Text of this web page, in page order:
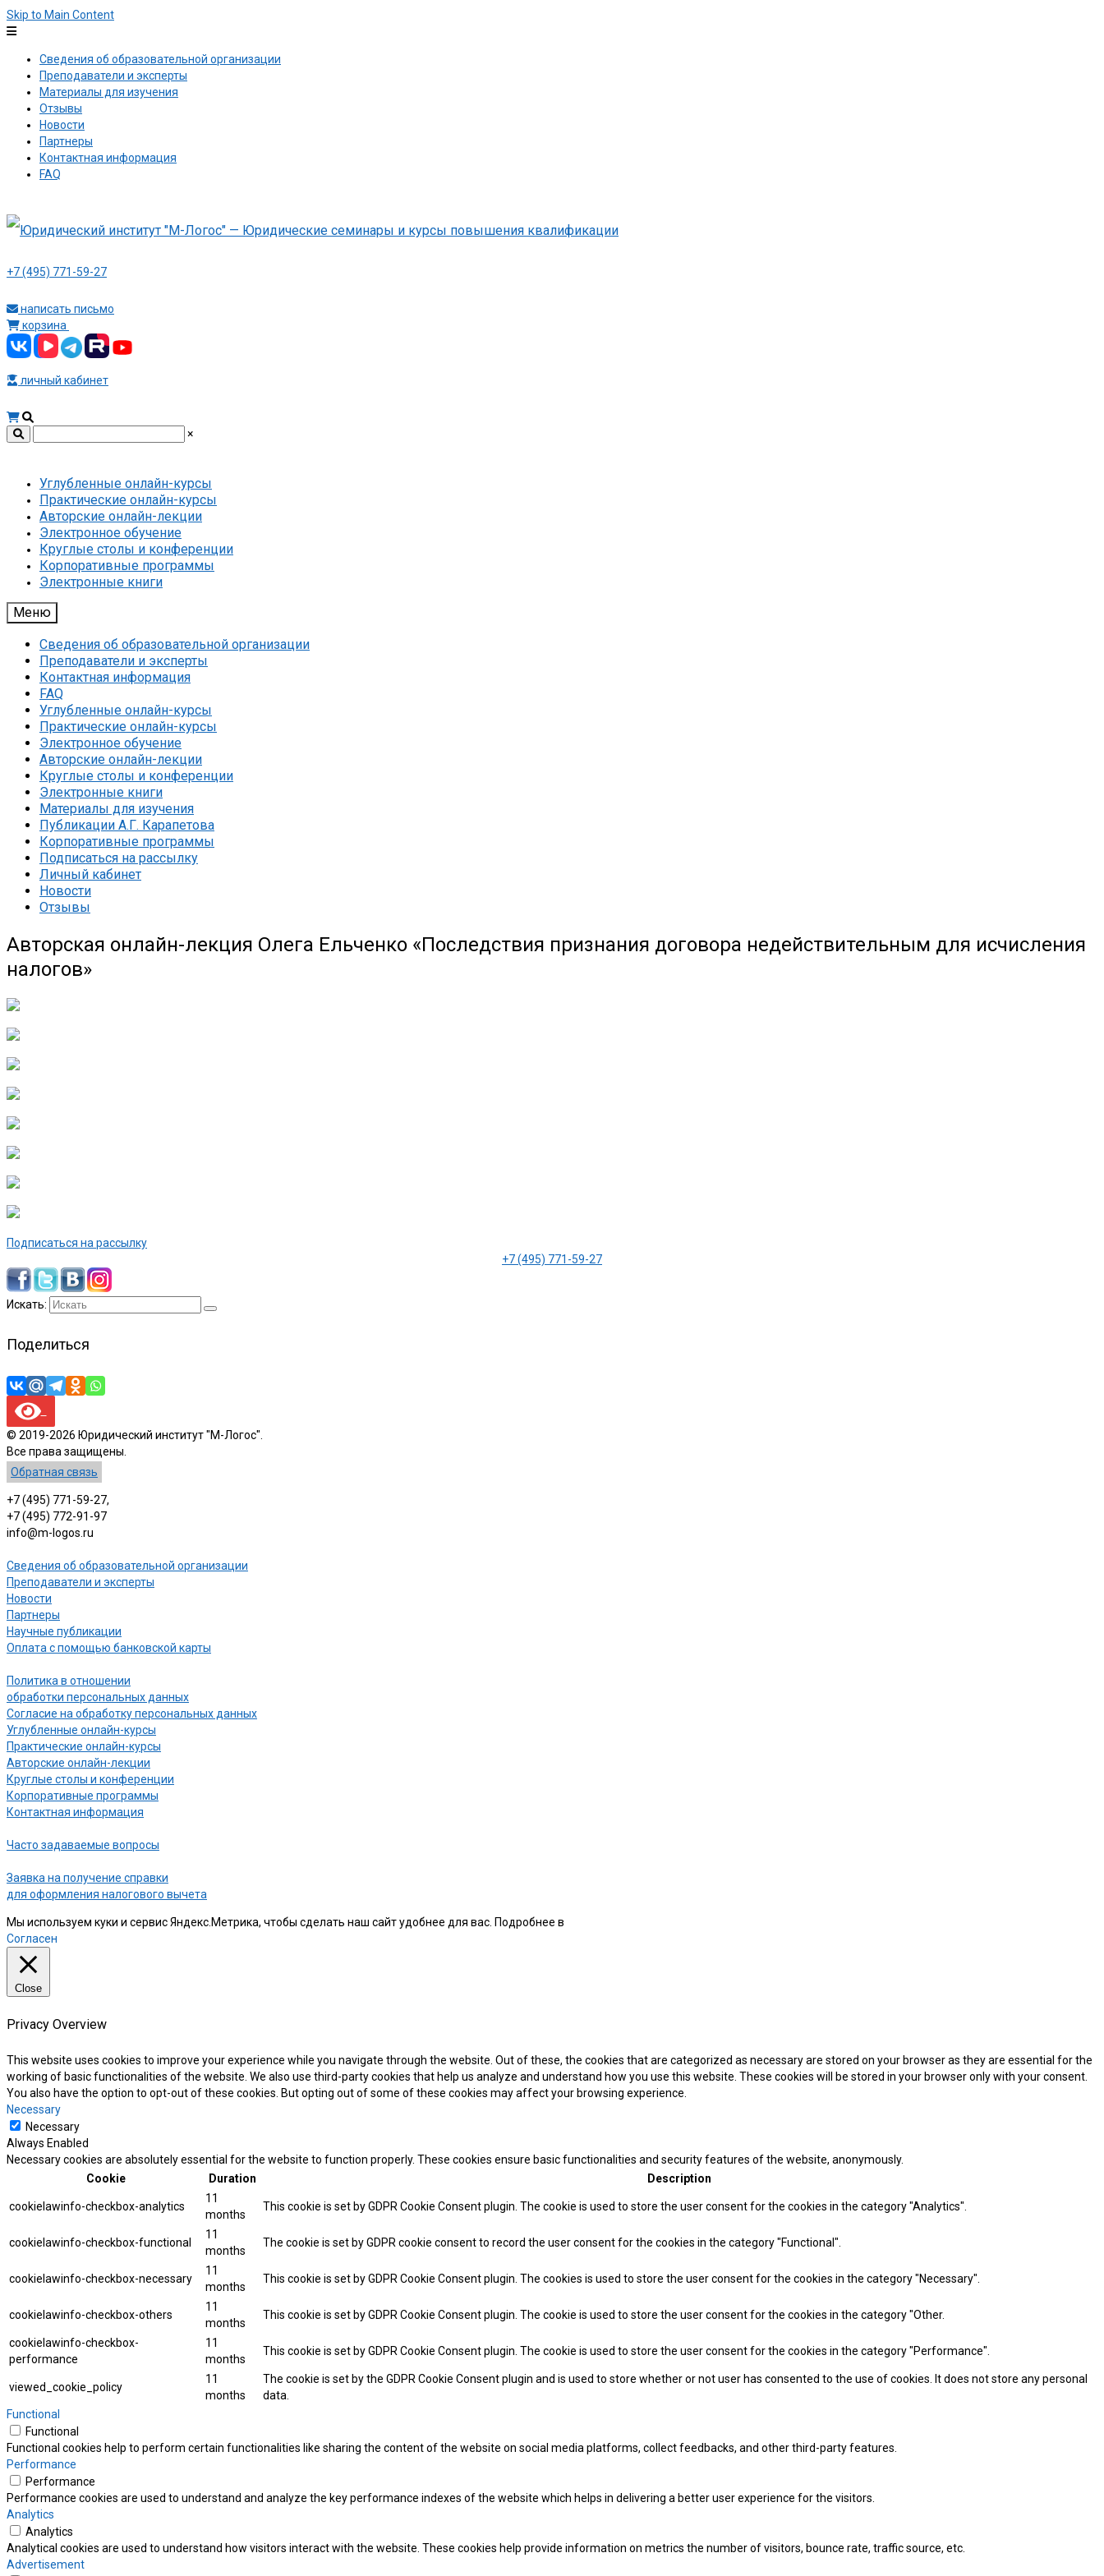
Skip to Main Content
Сведения об образовательной организации
Преподаватели и эксперты
Материалы для изучения
Отзывы
Новости
Партнеры
Контактная информация
FAQ
+7 (495) 771-59-27
написать письмо
корзина
личный кабинет
×
Углубленные онлайн-курсы
Практические онлайн-курсы
Авторские онлайн-лекции
Электронное обучение
Круглые столы и конференции
Корпоративные программы
Электронные книги
Меню
Сведения об образовательной организации
Преподаватели и эксперты
Контактная информация
FAQ
Углубленные онлайн-курсы
Практические онлайн-курсы
Электронное обучение
Авторские онлайн-лекции
Круглые столы и конференции
Электронные книги
Материалы для изучения
Публикации А.Г. Карапетова
Корпоративные программы
Подписаться на рассылку
Личный кабинет
Новости
Отзывы
Авторская онлайн-лекция Олега Ельченко «Последствия признания договора недействительным для исчисления
налогов»
Подписаться на рассылку
+7 (495) 771-59-27
Искать:
Поделиться
© 2019-2026 Юридический институт "М-Логос".
Все права защищены.
Обратная связь
+7 (495) 771-59-27,
+7 (495) 772-91-97
info@m-logos.ru
Сведения об образовательной организации
Преподаватели и эксперты
Новости
Партнеры
Научные публикации
Оплата с помощью банковской карты
Политика в отношении
обработки персональных данных
Согласие на обработку персональных данных
Углубленные онлайн-курсы
Практические онлайн-курсы
Авторские онлайн-лекции
Круглые столы и конференции
Корпоративные программы
Контактная информация
Часто задаваемые вопросы
Заявка на получение справки
для оформления налогового вычета
Мы используем куки и сервис Яндекс.Метрика, чтобы сделать наш сайт удобнее для вас. Подробнее в
Согласен
Close
Privacy Overview
This website uses cookies to improve your experience while you navigate through the website. Out of these, the cookies that are categorized as necessary are stored on your browser as they are essential for the
working of basic functionalities of the website. We also use third-party cookies that help us analyze and understand how you use this website. These cookies will be stored in your browser only with your consent.
You also have the option to opt-out of these cookies. But opting out of some of these cookies may affect your browsing experience.
Necessary
Necessary
Always Enabled
Necessary cookies are absolutely essential for the website to function properly. These cookies ensure basic functionalities and security features of the website, anonymously.
Cookie
Duration Description
cookielawinfo-checkbox-analytics
11
months
This cookie is set by GDPR Cookie Consent plugin. The cookie is used to store the user consent for the cookies in the category "Analytics".
cookielawinfo-checkbox-functional
11
months
The cookie is set by GDPR cookie consent to record the user consent for the cookies in the category "Functional".
cookielawinfo-checkbox-necessary
11
months
This cookie is set by GDPR Cookie Consent plugin. The cookies is used to store the user consent for the cookies in the category "Necessary".
cookielawinfo-checkbox-others
11
months
This cookie is set by GDPR Cookie Consent plugin. The cookie is used to store the user consent for the cookies in the category "Other.
cookielawinfo-checkbox-
performance
11
months
This cookie is set by GDPR Cookie Consent plugin. The cookie is used to store the user consent for the cookies in the category "Performance".
viewed_cookie_policy
11
months
The cookie is set by the GDPR Cookie Consent plugin and is used to store whether or not user has consented to the use of cookies. It does not store any personal
data.
Functional
Functional
Functional cookies help to perform certain functionalities like sharing the content of the website on social media platforms, collect feedbacks, and other third-party features.
Performance
Performance
Performance cookies are used to understand and analyze the key performance indexes of the website which helps in delivering a better user experience for the visitors.
Analytics
Analytics
Analytical cookies are used to understand how visitors interact with the website. These cookies help provide information on metrics the number of visitors, bounce rate, traffic source, etc.
Advertisement